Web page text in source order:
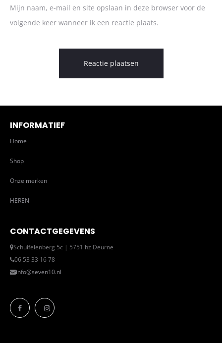
Mijn naam, e-mail en site opslaan in deze browser voor de
volgende keer wanneer ik een reactie plaats.
INFORMATIEF
Home
Shop
Onze merken
HEREN
CONTACTGEGEVENS
Schuifelenberg 5c | 5751 hz Deurne
06 53 33 16 78
info@seven10.nl